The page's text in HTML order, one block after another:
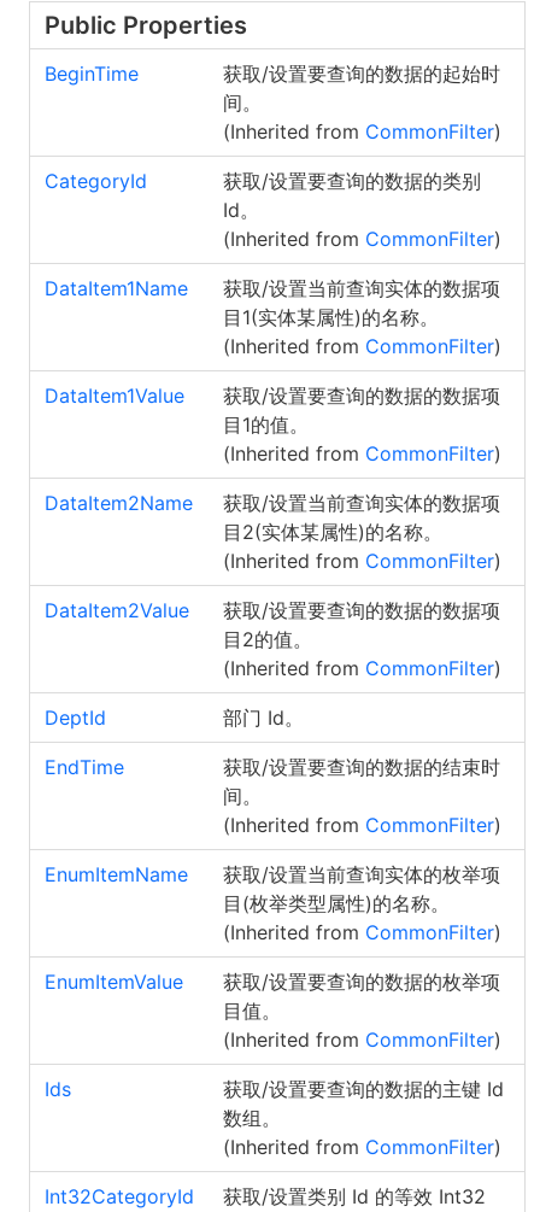
Public Properties
BeginTime
获取/设置要查询的数据的起始时
间。
(Inherited from CommonFilter)
CategoryId
获取/设置要查询的数据的类别
Id。
(Inherited from CommonFilter)
DataItem1Name
获取/设置当前查询实体的数据项
目1(实体某属性)的名称。
(Inherited from CommonFilter)
DataItem1Value
获取/设置要查询的数据的数据项
目1的值。
(Inherited from CommonFilter)
DataItem2Name
获取/设置当前查询实体的数据项
目2(实体某属性)的名称。
(Inherited from CommonFilter)
DataItem2Value
获取/设置要查询的数据的数据项
目2的值。
(Inherited from CommonFilter)
DeptId 部门 Id。
EndTime
获取/设置要查询的数据的结束时
间。
(Inherited from CommonFilter)
EnumItemName
获取/设置当前查询实体的枚举项
目(枚举类型属性)的名称。
(Inherited from CommonFilter)
EnumItemValue
获取/设置要查询的数据的枚举项
目值。
(Inherited from CommonFilter)
Ids
获取/设置要查询的数据的主键 Id
数组。
(Inherited from CommonFilter)
Int32CategoryId
获取/设置类别 Id 的等效 Int32